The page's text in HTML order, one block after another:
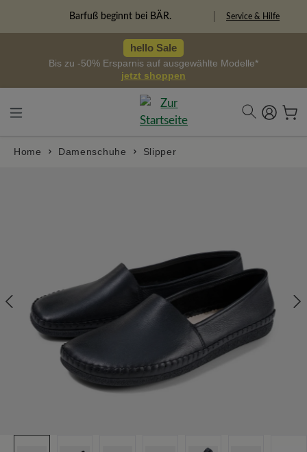
Freiheitspioniere Service & Hilfe
hello Sale
Bis zu -50% Ersparnis auf ausgewählte Modelle*
jetzt shoppen
Home Damenschuhe Slipper